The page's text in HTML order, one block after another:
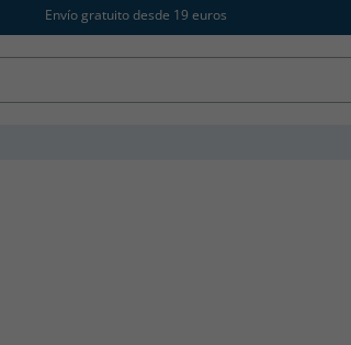
Envío gratuito desde 19 euros